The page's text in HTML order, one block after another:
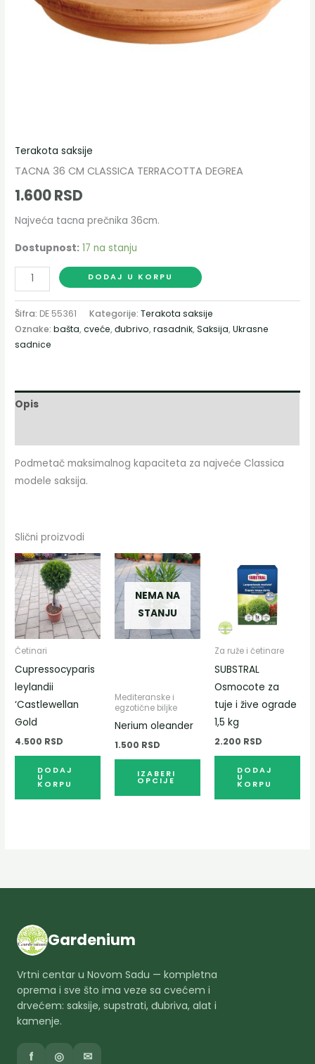
Terakota saksije
TACNA 36 CM CLASSICA TERRACOTTA DEGREA
1.600RSD
Najveća tacna prečnika 36cm.
Dostupnost: 17 na stanju
DODAJ U KORPU
Šifra: DE 55361 Kategorije:Terakota saksije
Oznake:bašta,cveće,đubrivo,rasadnik,Saksija,Ukrasne
sadnice
Opis
Podmetač maksimalnog kapaciteta za najveće Classica
modele saksija.
Slični proizvodi
Četinari
Cupressocyparis
leylandii
‘Castlewellan
Gold
4.500 RSD
DODAJ
U
KORPU
NEMA NA
STANJU
Mediteranske i
egzotične biljke
Nerium oleander
1.500 RSD
IZABERI
OPCIJE
Овај
више
варијанти.
Опције
могу
бити
изабране
страници
производа.
Za ruže i četinare
SUBSTRAL
Osmocote za
tuje i žive ograde
1,5 kg
2.200 RSD
DODAJ
U
KORPU
Gardenium
Vrtni centar u Novom Sadu — kompletna
oprema i sve što ima veze sa cvećem i
drvećem: saksije, supstrati, đubriva, alat i
kamenje.
f ◎ ✉